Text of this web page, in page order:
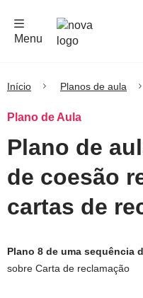
Menu
Início Planos de aula
Plano de Aula
Plano de
de coesão
cartas de
Plano 8 de uma sequência
sobre Carta de reclamação